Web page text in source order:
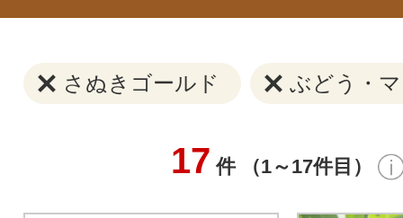
さぬきゴールド ぶどう・
17 件 （1～17件目）